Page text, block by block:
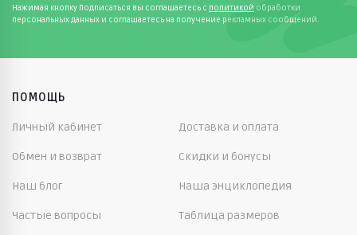
Нажимая кнопку Подписаться вы соглашаетесь с политикой обработки
персональных данных и соглашаетесь на получение рекламных сообщений.
ПОМОЩЬ
Личный кабинет Доставка и оплата
Обмен и возврат Скидки и бонусы
Наш блог Наша энциклопедия
Частые вопросы Таблица размеров